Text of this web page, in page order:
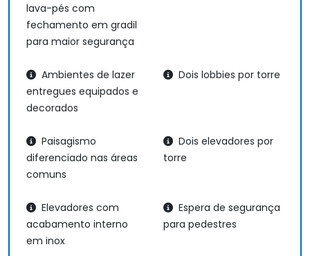
lava-pés com
fechamento em gradil
para maior segurança
Ambientes de lazer
entregues equipados e
decorados
Dois lobbies por torre
Paisagismo
diferenciado nas áreas
comuns
Dois elevadores por
torre
Elevadores com
acabamento interno
em inox
Espera de segurança
para pedestres